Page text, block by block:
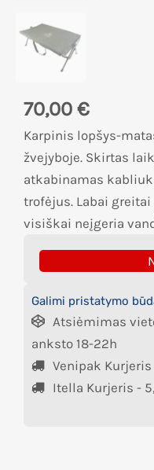
70,00 €
Karpinis lopšys-
žvejyboje. Skirtas
atkabinamas
trofėjus. Labai
visiškai neįgeria
Galimi pristatymo
Atsiėmimas
anksto 18-22h
Venipak Kurjeris
Itella Kurjeris -